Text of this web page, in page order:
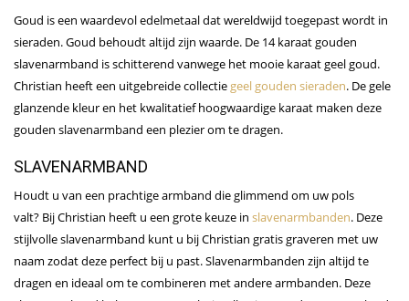
Goud is een waardevol edelmetaal dat wereldwijd toegepast wordt in
sieraden. Goud behoudt altijd zijn waarde. De 14 karaat gouden
slavenarmband is schitterend vanwege het mooie karaat geel goud.
Christian heeft een uitgebreide collectie geel gouden sieraden. De gele
glanzende kleur en het kwalitatief hoogwaardige karaat maken deze
gouden slavenarmband een plezier om te dragen.
SLAVENARMBAND
Houdt u van een prachtige armband die glimmend om uw pols
valt? Bij Christian heeft u een grote keuze in slavenarmbanden. Deze
stijlvolle slavenarmband kunt u bij Christian gratis graveren met uw
naam zodat deze perfect bij u past. Slavenarmbanden zijn altijd te
dragen en ideaal om te combineren met andere armbanden. Deze